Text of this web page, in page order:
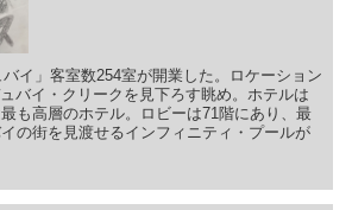
イ」客室数254室が開業した。ロケーション
バイ・クリークを見下ろす眺め。ホテルは
も高層のホテル。ロビーは71階にあり、最
の街を見渡せるインフィニティ・プールが